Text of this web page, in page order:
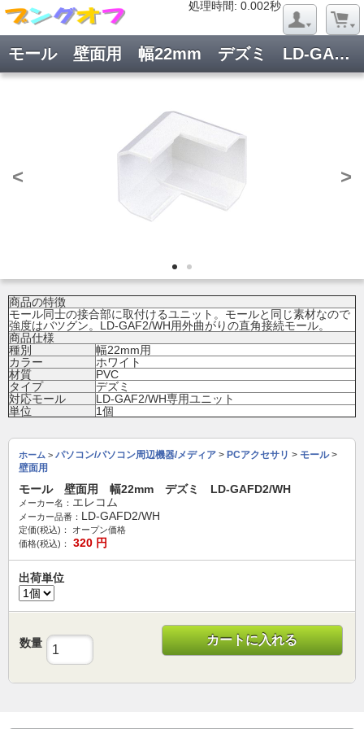
処理時間: 0.002秒
モール 壁面用 幅22mm デズミ LD-GAFD2/WH
< >
商品の特徴
モール同士の接合部に取付けるユニット。モールと同じ素材なので
強度はバツグン。LD-GAF2/WH用外曲がりの直角接続モール。
商品仕様
種別
幅22mm用
カラー
ホワイト
材質
PVC
タイプ
デズミ
対応モール
LD-GAF2/WH専用ユニット
単位
1個
ホーム > パソコン/パソコン周辺機器/メディア > PCアクセサリ > モール>
壁面用
モール 壁面用 幅22mm デズミ LD-GAFD2/WH
メーカー名： エレコム
メーカー品番： LD-GAFD2/WH
定価(税込)：
オープン価格
価格(税込)：
320 円
出荷単位
数量 カートに入れる
処理時間: 0.019秒